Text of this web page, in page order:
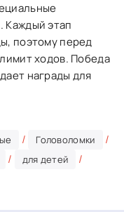
Каждый этап
поэтому перед
ходов. Победа
награды для
/ Головоломки /
/ для детей /